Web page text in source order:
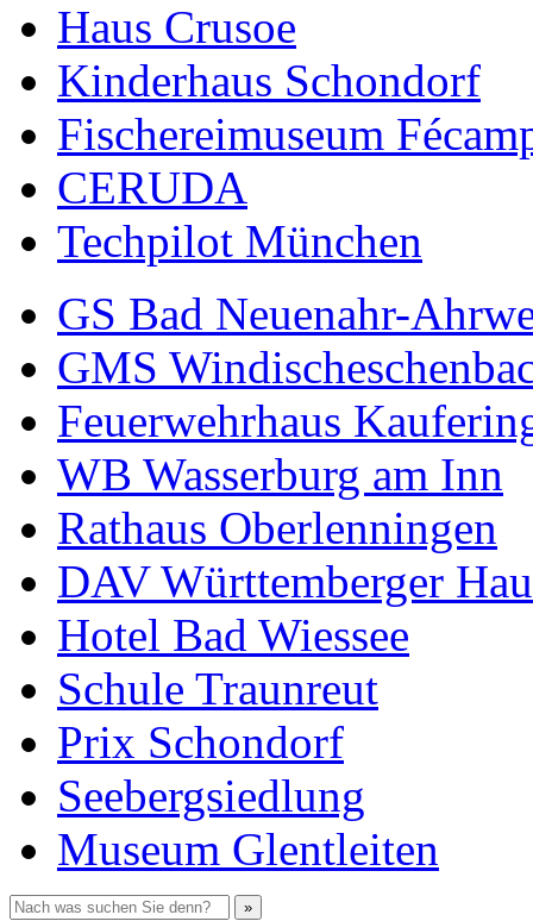
Haus Crusoe
Kinderhaus Schondorf
Fischereimuseum
CERUDA
Techpilot München
GS Bad Neuenahr-
GMS
Feuerwehrhaus
WB Wasserburg am Inn
Rathaus Oberlenningen
DAV Württemberger
Hotel Bad Wiessee
Schule Traunreut
Prix Schondorf
Seebergsiedlung
Museum Glentleiten